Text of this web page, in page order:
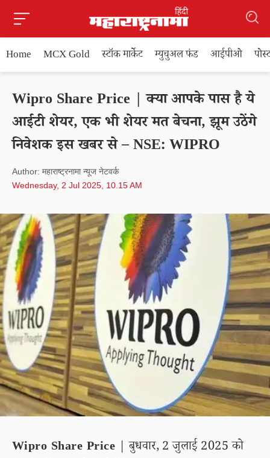
Home MCX Gold स्टॉक मार्केट म्युचुअल फंड आईपीओ
Wipro Share Price | क्या आपके पास है ये
आईटी शेयर, एक भी शेयर मत बेचना, झूम उठेंगे
निवेशक इस खबर से – NSE: WIPRO
Author: महाराष्ट्रनामा न्यूज नेटवर्क
Wednesday, 2 Jul 2025, 10.15 AM
Wipro Share Price | बुधवार, 2 जुलाई 2025 को